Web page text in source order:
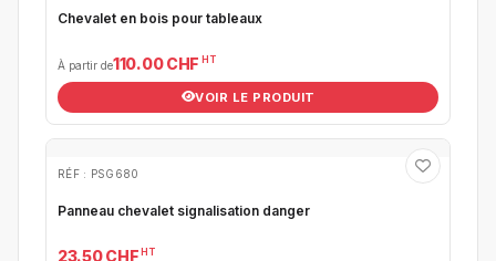
Chevalet en bois pour tableaux
À partir de110.00 CHF HT
VOIR LE PRODUIT
RÉF : PSG680
Panneau chevalet signalisation danger
23.50 CHF HT